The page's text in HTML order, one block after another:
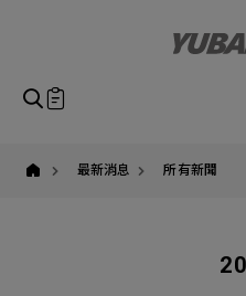
最新消息 所有新聞
如您有興趣得產品想要了解
即將送出諮詢表單